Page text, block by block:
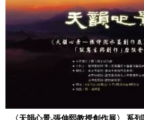
〈天韻心景-張伸熙教授創作展〉 系